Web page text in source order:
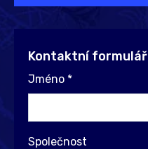
Kontaktní formulář
Jméno *
Společnost